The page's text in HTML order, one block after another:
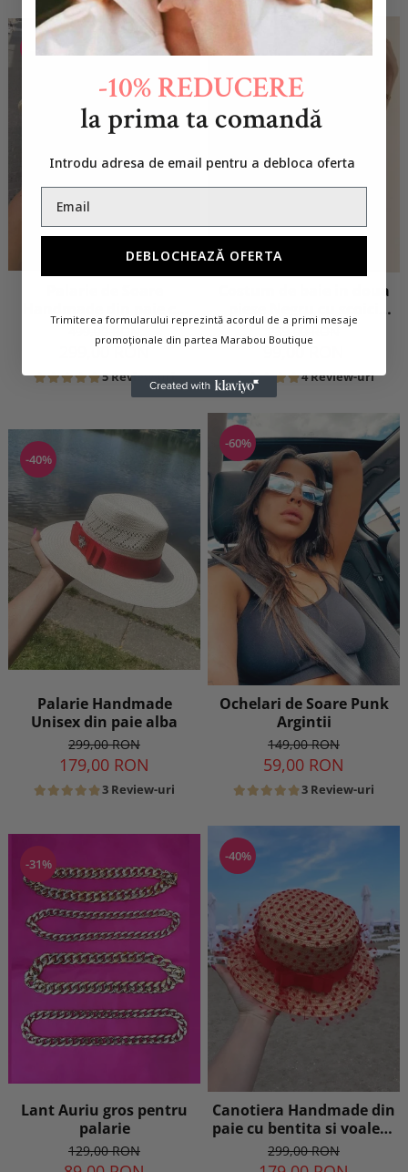
-40%
Perle pe bor
299,00 RON
5 Review-uri
Costum de baie in doua
aurii
239,00 RON
99,00 RON
4 Review-uri
-40%
Palarie Handmade
Unisex din paie alba
299,00 RON
179,00 RON
3 Review-uri
-60%
Ochelari de Soare Punk
Argintii
149,00 RON
59,00 RON
3 Review-uri
-31%
Lant Auriu gros pentru
palarie
129,00 RON
-40%
Canotiera Handmade din
paie cu bentita si voaleta
cu buline Rosii
299,00 RON
-10% REDUCERE
la prima ta comandă
Introdu adresa de email pentru a debloca oferta
DEBLOCHEAZĂ OFERTA
Trimiterea formularului reprezintă acordul de a primi mesaje
promoționale din partea Marabou Boutique